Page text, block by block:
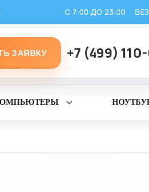
С 7:00 ДО 23:00
ЗАЯВКУ +7 (499)
Раскрыть